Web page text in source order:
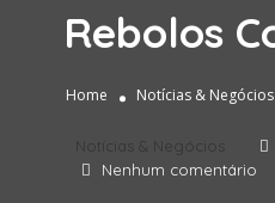
Rebolos
Home Notícias & Negócios
Notícias & Negócios
Nenhum comentário